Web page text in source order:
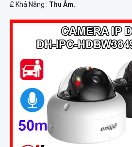
️₤ Khả Năng : Thu Âm.